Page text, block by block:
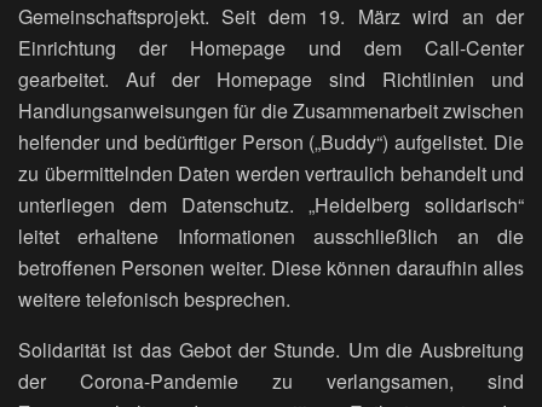
Gemeinschaftsprojekt. Seit dem 19. März wird an der
Einrichtung der Homepage und dem Call-Center
gearbeitet. Auf der Homepage sind Richtlinien und
Handlungsanweisungen für die Zusammenarbeit zwischen
helfender und bedürftiger Person („Buddy“) aufgelistet. Die
zu übermittelnden Daten werden vertraulich behandelt und
unterliegen dem Datenschutz. „Heidelberg solidarisch“
leitet erhaltene Informationen ausschließlich an die
betroffenen Personen weiter. Diese können daraufhin alles
weitere telefonisch besprechen.
Solidarität ist das Gebot der Stunde. Um die Ausbreitung
der Corona-Pandemie zu verlangsamen, sind